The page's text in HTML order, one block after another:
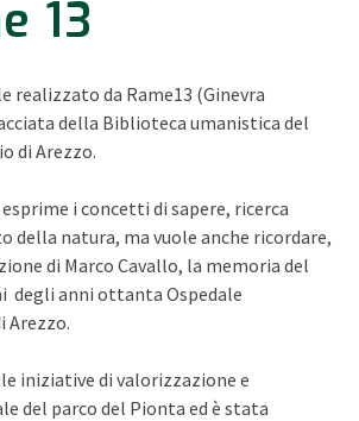
13
realizzato da Rame13 (Ginevra
della Biblioteca umanistica del
di Arezzo.
i concetti di sapere, ricerca
della natura, ma vuole anche ricordare,
di Marco Cavallo, la memoria del
degli anni ottanta Ospedale
Arezzo.
iniziative di valorizzazione e
del parco del Pionta ed è stata